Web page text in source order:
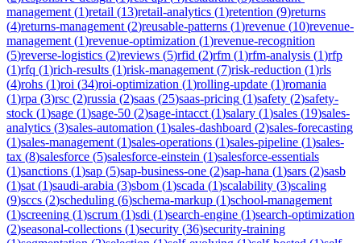
management (1)retail (13)retail-analytics (1)retention (9)returns
(4)returns-management (2)reusable-patterns (1)revenue (10)revenue-
management (1)revenue-optimization (1)revenue-recognition
(5)reverse-logistics (2)reviews (5)rfid (2)rfm (1)rfm-analysis (1)rfp
(1)rfq (1)rich-results (1)risk-management (7)risk-reduction (1)rls
(4)rohs (1)roi (34)roi-optimization (1)rolling-update (1)romania
(1)rpa (3)rsc (2)russia (2)saas (25)saas-pricing (1)safety (2)safety-
stock (1)sage (1)sage-50 (2)sage-intacct (1)salary (1)sales (19)sales-
analytics (3)sales-automation (1)sales-dashboard (2)sales-forecasting
(1)sales-management (1)sales-operations (1)sales-pipeline (1)sales-
tax (8)salesforce (5)salesforce-einstein (1)salesforce-essentials
(1)sanctions (1)sap (5)sap-business-one (2)sap-hana (1)sars (2)sasb
(1)sat (1)saudi-arabia (3)sbom (1)scada (1)scalability (3)scaling
(9)sccs (2)scheduling (6)schema-markup (1)school-management
(1)screening (1)scrum (1)sdi (1)search-engine (1)search-optimization
(2)seasonal-collections (1)security (36)security-training